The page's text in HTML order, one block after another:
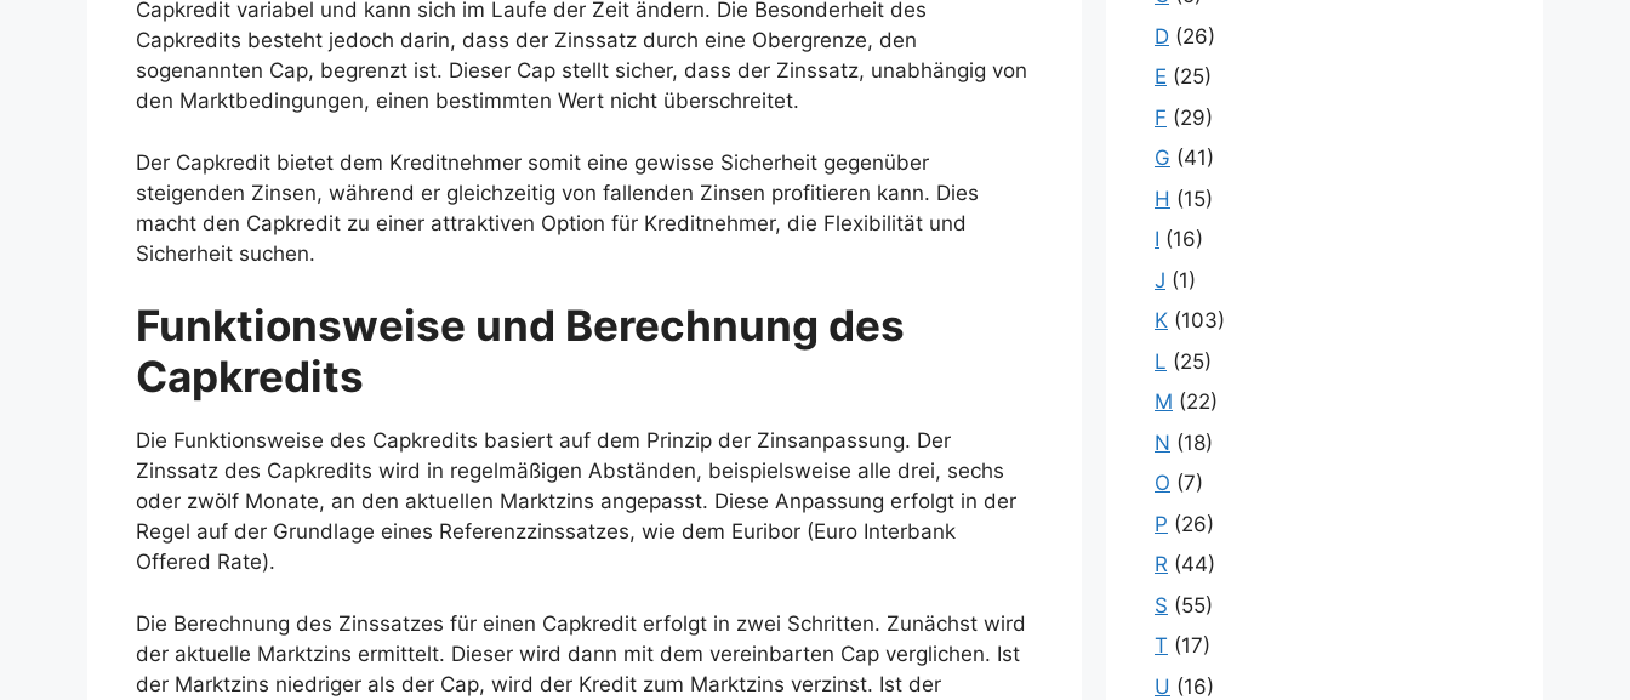
Capkredit variabel und kann sich im Laufe der Zeit ändern. Die Besonderheit des
Capkredits besteht jedoch darin, dass der Zinssatz durch eine Obergrenze, den
sogenannten Cap, begrenzt ist. Dieser Cap stellt sicher, dass der Zinssatz, unabhängig von
den Marktbedingungen, einen bestimmten Wert nicht überschreitet.
Der Capkredit bietet dem Kreditnehmer somit eine gewisse Sicherheit gegenüber
steigenden Zinsen, während er gleichzeitig von fallenden Zinsen profitieren kann. Dies
macht den Capkredit zu einer attraktiven Option für Kreditnehmer, die Flexibilität und
Sicherheit suchen.
Funktionsweise und Berechnung des
Capkredits
Die Funktionsweise des Capkredits basiert auf dem Prinzip der Zinsanpassung. Der
Zinssatz des Capkredits wird in regelmäßigen Abständen, beispielsweise alle drei, sechs
oder zwölf Monate, an den aktuellen Marktzins angepasst. Diese Anpassung erfolgt in der
Regel auf der Grundlage eines Referenzzinssatzes, wie dem Euribor (Euro Interbank
Offered Rate).
Die Berechnung des Zinssatzes für einen Capkredit erfolgt in zwei Schritten. Zunächst wird
der aktuelle Marktzins ermittelt. Dieser wird dann mit dem vereinbarten Cap verglichen. Ist
der Marktzins niedriger als der Cap, wird der Kredit zum Marktzins verzinst. Ist der
D (26)
E (25)
F (29)
G (41)
H (15)
I (16)
J (1)
K (103)
L (25)
M (22)
N (18)
O (7)
P (26)
R (44)
S (55)
T (17)
U (16)